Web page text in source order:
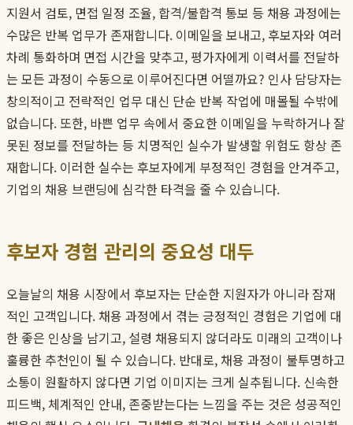
지원서 검토, 면접 일정 조율, 합격/불합격 통보 등 채용 과정에는
수많은 반복 업무가 존재합니다. 이메일을 보내고, 후보자와 여러
차례 통화하며 면접 시간을 맞추고, 평가자에게 이력서를 전달하
는 모든 과정이 수동으로 이루어진다면 어떨까요? 인사 담당자는
창의적이고 전략적인 업무 대신 단순 반복 작업에 매몰될 수밖에
없습니다. 또한, 바쁜 업무 속에서 중요한 이메일을 누락하거나 잘
못된 정보를 전달하는 등 치명적인 실수가 발생할 위험도 항상 존
재합니다. 이러한 실수는 후보자에게 부정적인 경험을 안겨주고,
기업의 채용 브랜딩에 심각한 타격을 줄 수 있습니다.
후보자 경험 관리의 중요성 대두
오늘날의 채용 시장에서 후보자는 단순한 지원자가 아니라 잠재
적인 고객입니다. 채용 과정에서 겪는 긍정적인 경험은 기업에 대
한 좋은 인상을 남기고, 설령 채용되지 않더라도 미래의 고객이나
훌륭한 추천인이 될 수 있습니다. 반대로, 채용 과정이 불투명하고
소통이 원활하지 않다면 기업 이미지는 크게 실추됩니다. 신속한
피드백, 체계적인 안내, 존중받는다는 느낌을 주는 것은 성공적인